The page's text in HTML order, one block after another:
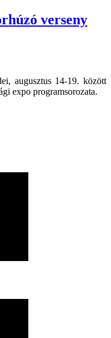
verseny
augusztus 14-19. között
expo programsorozata.